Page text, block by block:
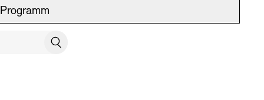
Programm